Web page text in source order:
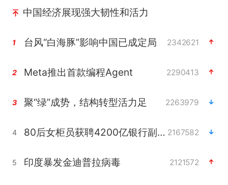
中国经济展现强大韧性和活力
1 台风“白海豚”影响中国已成定局 2342621
2 Meta推出首款编程Agent 2290413
3 聚“绿”成势，结构转型活力足 2263979
4 80后女柜员获聘4200亿银行副行长 2167582
5 印度暴发金迪普拉病毒 2121572